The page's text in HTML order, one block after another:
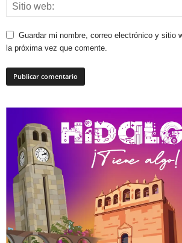
Guardar mi nombre, correo electrónico y sitio
la próxima vez que comente.